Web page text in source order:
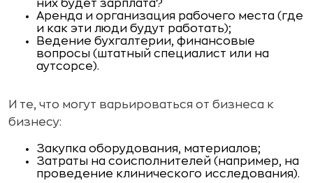
них будет зарплата?
Аренда и организация рабочего места (где
и как эти люди будут работать);
Ведение бухгалтерии, финансовые
вопросы (штатный специалист или на
аутсорсе).
И те, что могут варьироваться от бизнеса к
бизнесу:
Закупка оборудования, материалов;
Затраты на соисполнителей (например, на
проведение клинического исследования).